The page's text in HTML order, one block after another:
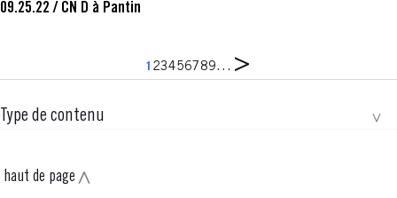
09.25.22 / CN D à Pantin
Pagination
Page
1 Page
2Page
3Page
4Page
5Page
6Page
7 Page
8Page
9… Next
page
Type de contenu
haut de page